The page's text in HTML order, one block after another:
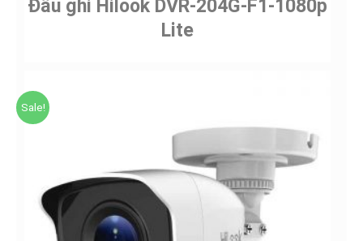
Đầu ghi Hilook DVR-204G-F1-1080p
Lite
Sale!